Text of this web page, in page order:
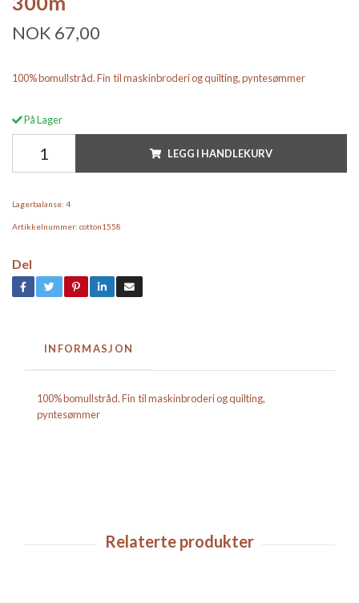
NOK 67,00
100% bomullstråd. Fin til maskinbroderi og quilting, pyntesømmer
På Lager
LEGG I HANDLEKURV
Lagerbalanse: 4
Artikkelnummer: cotton1558
Del
INFORMASJON
100% bomullstråd. Fin til maskinbroderi og quilting,
pyntesømmer